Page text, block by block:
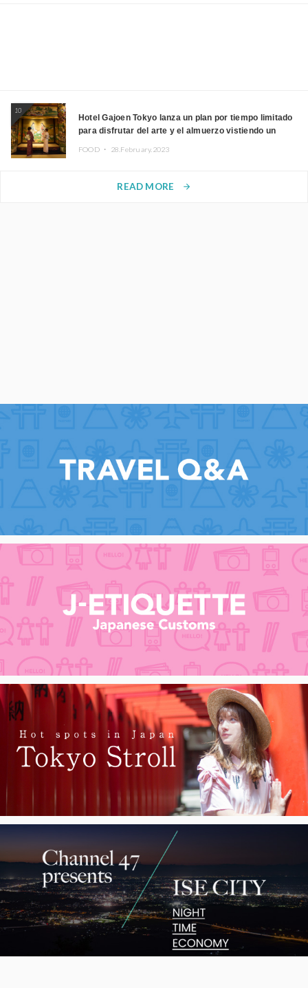
10
Hotel Gajoen Tokyo lanza un plan por tiempo limitado
para disfrutar del arte y el almuerzo vistiendo un
FOOD ・ 28.February.2023
READ MORE arrow_forward